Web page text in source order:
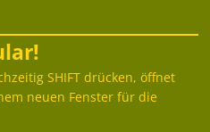
SHIFT drücken, öffnet
neuen Fenster für die